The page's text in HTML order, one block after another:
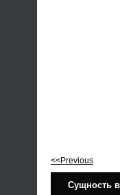
<<Previous
Сущность